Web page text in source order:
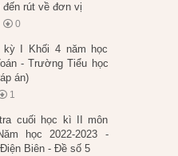
đến rút về đơn vị
0
I Khối 4 năm học
- Trường Tiểu học
án)
1
cuối học kì II môn
học 2022-2023 -
Biên - Đề số 5